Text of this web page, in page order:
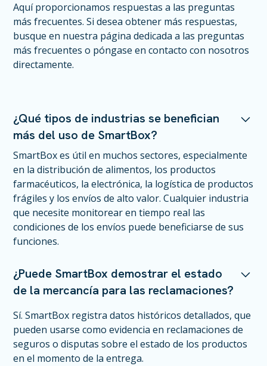
Aquí proporcionamos respuestas a las preguntas
más frecuentes. Si desea obtener más respuestas,
busque en nuestra página dedicada a las preguntas
más frecuentes o póngase en contacto con nosotros
directamente.
¿Qué tipos de industrias se benefician
más del uso de SmartBox?
SmartBox es útil en muchos sectores, especialmente
en la distribución de alimentos, los productos
farmacéuticos, la electrónica, la logística de productos
frágiles y los envíos de alto valor. Cualquier industria
que necesite monitorear en tiempo real las
condiciones de los envíos puede beneficiarse de sus
funciones.
¿Puede SmartBox demostrar el estado
de la mercancía para las reclamaciones?
Sí. SmartBox registra datos históricos detallados, que
pueden usarse como evidencia en reclamaciones de
seguros o disputas sobre el estado de los productos
en el momento de la entrega.